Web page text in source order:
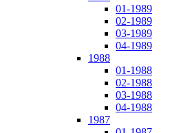
01-1989
02-1989
03-1989
04-1989
1988
01-1988
02-1988
03-1988
04-1988
1987